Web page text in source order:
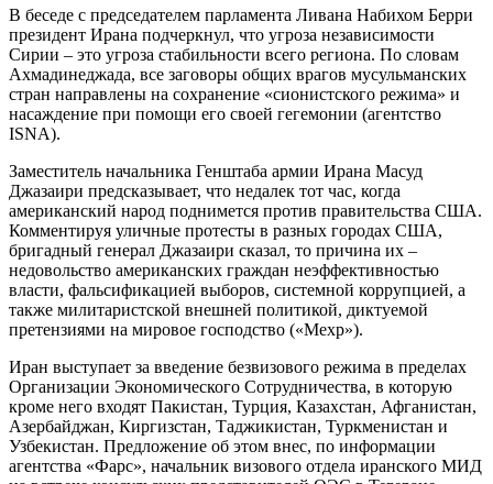
В беседе с председателем парламента Ливана Набихом Берри
президент Ирана подчеркнул, что угроза независимости
Сирии – это угроза стабильности всего региона. По словам
Ахмадинеджада, все заговоры общих врагов мусульманских
стран направлены на сохранение «сионистского режима» и
насаждение при помощи его своей гегемонии (агентство
ISNA).
Заместитель начальника Генштаба армии Ирана Масуд
Джазаири предсказывает, что недалек тот час, когда
американский народ поднимется против правительства США.
Комментируя уличные протесты в разных городах США,
бригадный генерал Джазаири сказал, то причина их –
недовольство американских граждан неэффективностью
власти, фальсификацией выборов, системной коррупцией, а
также милитаристской внешней политикой, диктуемой
претензиями на мировое господство («Мехр»).
Иран выступает за введение безвизового режима в пределах
Организации Экономического Сотрудничества, в которую
кроме него входят Пакистан, Турция, Казахстан, Афганистан,
Азербайджан, Киргизстан, Таджикистан, Туркменистан и
Узбекистан. Предложение об этом внес, по информации
агентства «Фарс», начальник визового отдела иранского МИД